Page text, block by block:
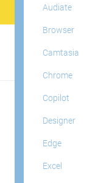
Audiate
Browser
Camtasia
Chrome
Copilot
Designer
Edge
Excel